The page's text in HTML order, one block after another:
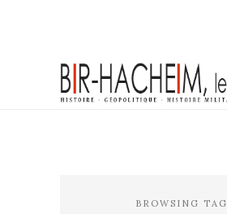
BROWSING TAG